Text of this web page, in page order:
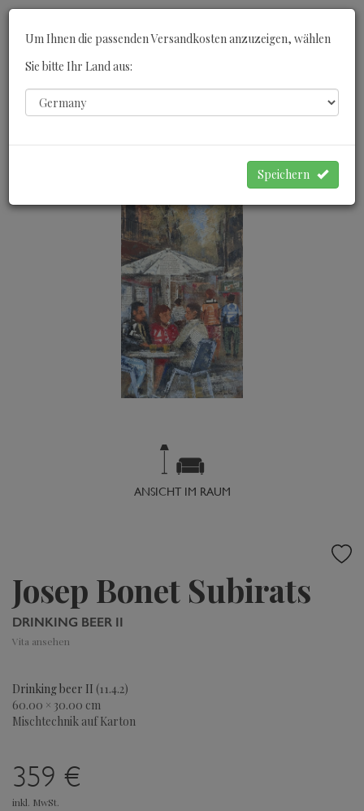
ANSICHT IM RAUM
Josep Bonet Subirats
DRINKING BEER II
Vita ansehen
Drinking beer II (11.4.2)
60.00 × 30.00 cm
Mischtechnik auf Karton
359 €
inkl. MwSt.
Um Ihnen die passenden Versandkosten anzuzeigen, wählen
Sie bitte Ihr Land aus:
Speichern